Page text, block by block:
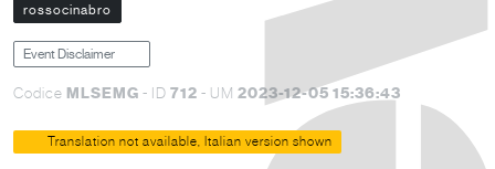
rossocinabro
Event Disclaimer
Codice MLSEMG - ID 712 - UM 2023-12-05 15:36:43
Translation not available, Italian version shown